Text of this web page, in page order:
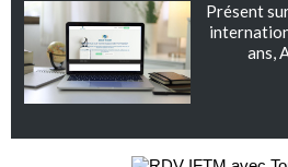
Présent
ans,